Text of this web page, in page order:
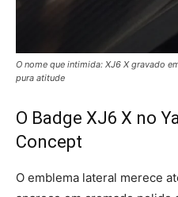
O nome que intimida: XJ6 X gravado
pura atitude
O Badge XJ6 X no
Concept
O emblema lateral merece